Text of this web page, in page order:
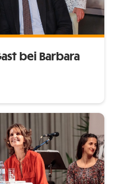
bei Barbara